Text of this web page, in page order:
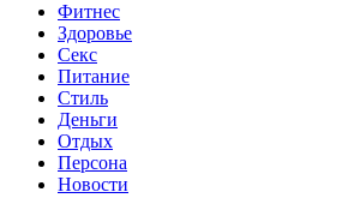
Фитнес
Здоровье
Секс
Питание
Стиль
Деньги
Отдых
Персона
Новости